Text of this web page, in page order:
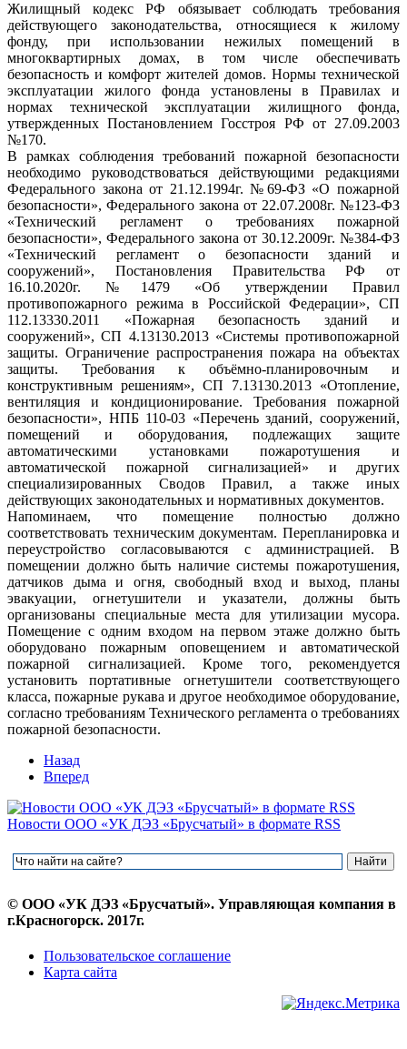
Жилищный кодекс РФ обязывает соблюдать требования
действующего законодательства, относящиеся к жилому
фонду, при использовании нежилых помещений в
многоквартирных домах, в том числе обеспечивать
безопасность и комфорт жителей домов. Нормы технической
эксплуатации жилого фонда установлены в Правилах и
нормах технической эксплуатации жилищного фонда,
утвержденных Постановлением Госстроя РФ от 27.09.2003
№170.
В рамках соблюдения требований пожарной безопасности
необходимо руководствоваться действующими редакциями
Федерального закона от 21.12.1994г. №69-ФЗ «О пожарной
безопасности», Федерального закона от 22.07.2008г. №123-ФЗ
«Технический регламент о требованиях пожарной
безопасности», Федерального закона от 30.12.2009г. №384-ФЗ
«Технический регламент о безопасности зданий и
сооружений», Постановления Правительства РФ от
16.10.2020г. №1479 «Об утверждении Правил
противопожарного режима в Российской Федерации», СП
112.13330.2011 «Пожарная безопасность зданий и
сооружений», СП 4.13130.2013 «Системы противопожарной
защиты. Ограничение распространения пожара на объектах
защиты. Требования к объёмно-планировочным и
конструктивным решениям», СП 7.13130.2013 «Отопление,
вентиляция и кондиционирование. Требования пожарной
безопасности», НПБ 110-03 «Перечень зданий, сооружений,
помещений и оборудования, подлежащих защите
автоматическими установками пожаротушения и
автоматической пожарной сигнализацией» и других
специализированных Сводов Правил, а также иных
действующих законодательных и нормативных документов.
Напоминаем, что помещение полностью должно
соответствовать техническим документам. Перепланировка и
переустройство согласовываются с администрацией. В
помещении должно быть наличие системы пожаротушения,
датчиков дыма и огня, свободный вход и выход, планы
эвакуации, огнетушители и указатели, должны быть
организованы специальные места для утилизации мусора.
Помещение с одним входом на первом этаже должно быть
оборудовано пожарным оповещением и автоматической
пожарной сигнализацией. Кроме того, рекомендуется
установить портативные огнетушители соответствующего
класса, пожарные рукава и другое необходимое оборудование,
согласно требованиям Технического регламента о требованиях
пожарной безопасности.
Назад
Вперед
Новости ООО «УК ДЭЗ «Брусчатый» в формате RSS
© ООО «УК ДЭЗ «Брусчатый». Управляющая компания в
г.Красногорск. 2017г.
Пользовательское соглашение
Карта сайта